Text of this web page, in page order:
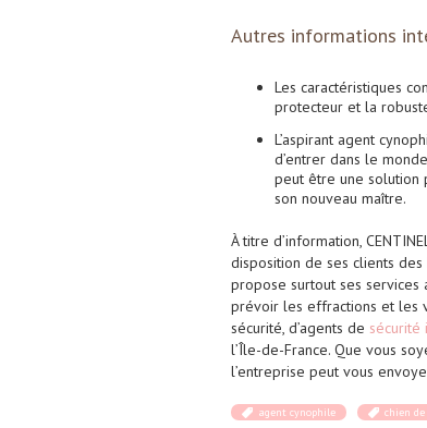
Autres informations
Les caractéristiques
protecteur et la
L’aspirant agent
d’entrer dans le
peut être une solution
son nouveau maître.
À titre d’information,
disposition de ses clients
propose surtout ses services
prévoir les effractions et les
sécurité, d’agents de sécurité
l’Île-de-France. Que vous
l’entreprise peut vous
agent cynophile chien